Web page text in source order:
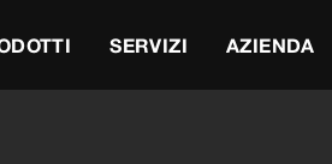
SERVIZI AZIENDA